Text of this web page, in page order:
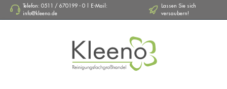
Telefon: 0511 / 670199 - 0 | E-Mail:
info@kleeno.de
Lassen Sie sich
versaubern!